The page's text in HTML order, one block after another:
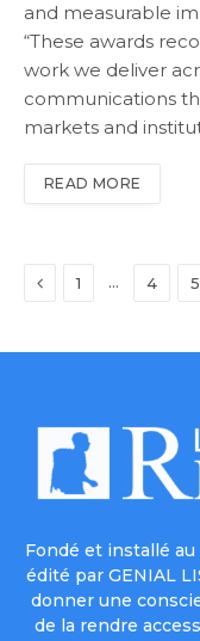
and measurable
“These awards
work we deliver
communications
markets and
READ MORE
Previous
1 … 4 5
Fondé et installé au
édité par GENIAL
donner une
de la rendre